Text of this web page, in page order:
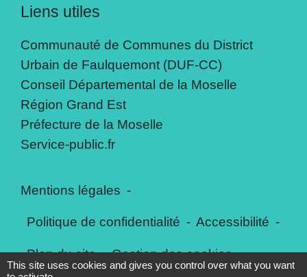
Liens utiles
Communauté de Communes du District
Urbain de Faulquemont (DUF-CC)
Conseil Départemental de la Moselle
Région Grand Est
Préfecture de la Moselle
Service-public.fr
Mentions légales -
Politique de confidentialité - Accessibilité -
Plan du site - Gestion des cookies
This site uses cookies and gives you control over what you want